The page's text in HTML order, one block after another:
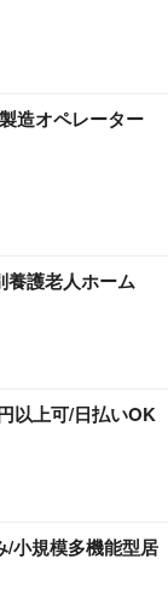
造オペレーター
養護老人ホーム
以上可/日払いOK
/小規模多機能型居